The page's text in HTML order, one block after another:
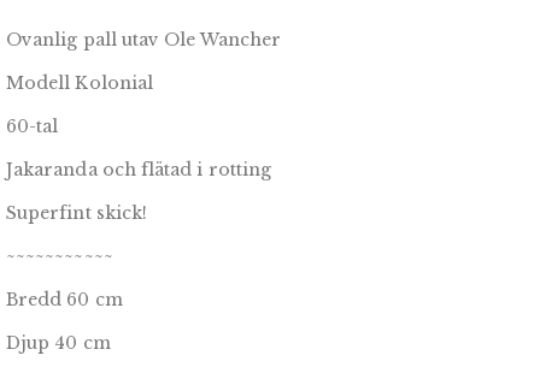
Ovanlig pall utav Ole Wancher
Modell Kolonial
60-tal
Jakaranda och flätad i rotting
Superfint skick!
~~~~~~~~~~~
Bredd 60 cm
Djup 40 cm